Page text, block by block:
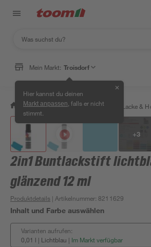
Mein Markt: Troisdorf
Hier kannst du deinen
Markt anpassen , falls er nicht
stimmt.
✕
/ Bauen & Renovieren / Farben, Lacke &
+3
2in1 Buntlackstift
glänzend 12 ml
Produktdetails | Artikelnummer: 8211629
Inhalt und Farbe auswählen
Varianten aufrufen:
0,01 l | Lichtblau | Im Markt verfügbar